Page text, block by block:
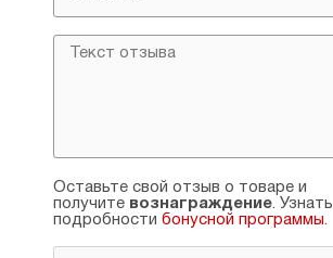
Оставьте свой отзыв о товаре и
получите вознаграждение. Узнать
подробности бонусной программы.